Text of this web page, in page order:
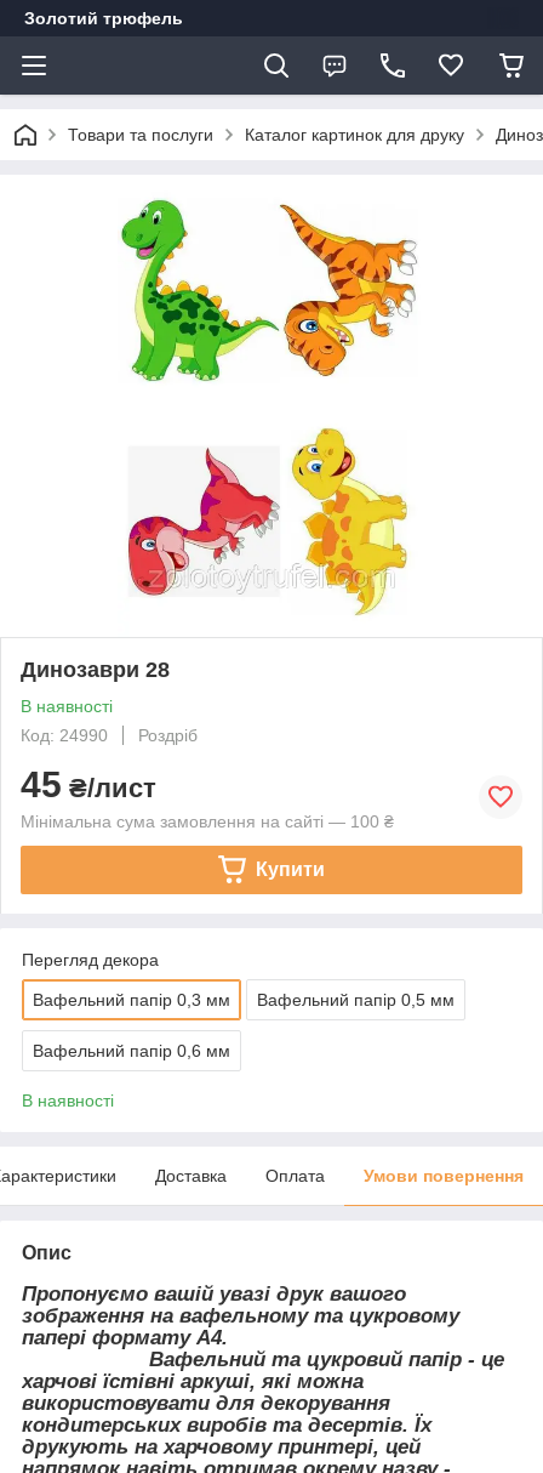
Золотий трюфель
Товари та послуги Каталог картинок для друку
Динозаври 28
В наявності
Код: 24990
Роздріб
45 ₴/лист
Мінімальна сума замовлення на сайті — 100 ₴
Купити
Перегляд декора
Вафельний папір 0,3 мм Вафельний папір 0,5 мм
Вафельний папір 0,6 мм
В наявності
Доставка Оплата Умови повернення
Опис
Пропонуємо вашій увазі друк вашого
зображення на вафельному та цукровому
папері формату А4.
Вафельний та цукровий папір - це
харчові їстівні аркуші, які можна
використовувати для декорування
кондитерських виробів та десертів. Їх
друкують на харчовому принтері, цей